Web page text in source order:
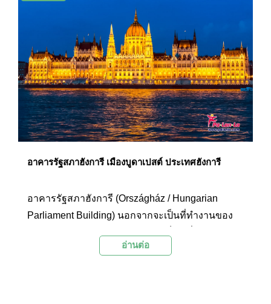
Vortex เป็นไฮไลท์ นอกจากนี้ยังมีกิจกรรม
สันทนาการภายใน Canopy Park ให้นักท่องเที่ยวได้
ใช้เวลาที่สนามบินชางงีอย่างคุ้มค่าอีกด้วย
อาคารรัฐสภาฮังการี เมืองบูดาเปสต์ ประเทศฮังการี
อาคารรัฐสภาฮังการี (Országház / Hungarian
Parliament Building) นอกจากจะเป็นที่ทำงานของ
สถาปัตยกรรมอันสวยงามขึ้นชื่อที่ห้ามพลาดหากมา
อ่านต่อ